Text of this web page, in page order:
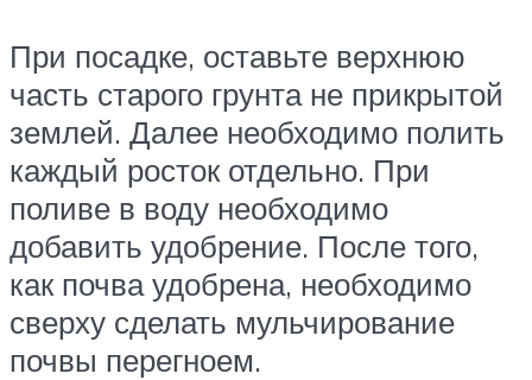
При посадке, оставьте верхнюю
часть старого грунта не прикрытой
землей. Далее необходимо полить
каждый росток отдельно. При
поливе в воду необходимо
добавить удобрение. После того,
как почва удобрена, необходимо
сверху сделать мульчирование
почвы перегноем.